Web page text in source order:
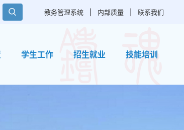
教务管理系统 内部质量 联系我们
学生工作 招生就业 技能培训